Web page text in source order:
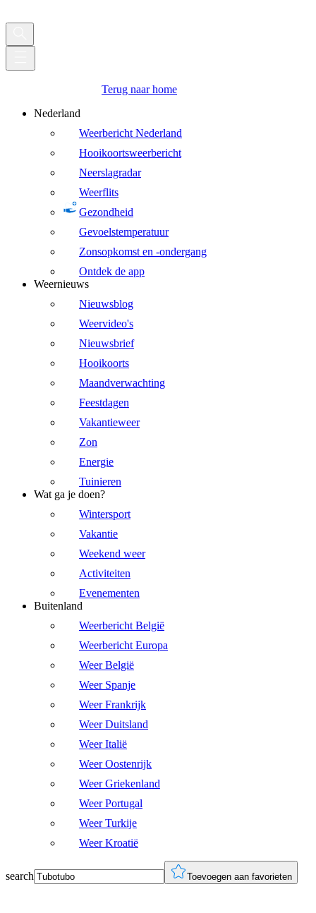
Terug naar home
Nederland
Weerbericht Nederland
Hooikoortsweerbericht
Neerslagradar
Weerflits
Gezondheid
Gevoelstemperatuur
Zonsopkomst en -ondergang
Ontdek de app
Weernieuws
Nieuwsblog
Weervideo's
Nieuwsbrief
Hooikoorts
Maandverwachting
Feestdagen
Vakantieweer
Zon
Energie
Tuinieren
Wat ga je doen?
Wintersport
Vakantie
Weekend weer
Activiteiten
Evenementen
Buitenland
Weerbericht België
Weerbericht Europa
Weer België
Weer Spanje
Weer Frankrijk
Weer Duitsland
Weer Italië
Weer Oostenrijk
Weer Griekenland
Weer Portugal
Weer Turkije
Weer Kroatië
search Toevoegen aan favorieten